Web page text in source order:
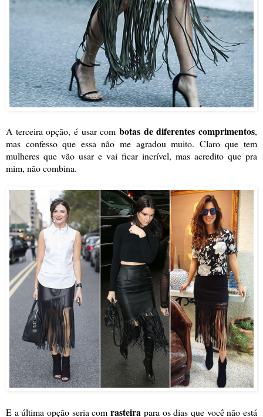
A terceira opção, é usar com botas de diferentes comprimentos,
mas confesso que essa não me agradou muito. Claro que tem
mulheres que vão usar e vai ficar incrível, mas acredito que pra
mim, não combina.
E a última opção seria comrasteira para os dias que você não está